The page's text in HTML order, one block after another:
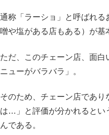
通称「ラーショ」と呼ばれ
噌や塩がある店もある）が基
ただ、このチェーン店、面白
ニューがバラバラ」。
そのため、チェーン店であ
は…」と評価が分かれるとい
んである。